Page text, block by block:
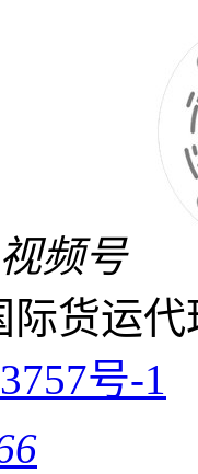
视频号
际货运
号-1